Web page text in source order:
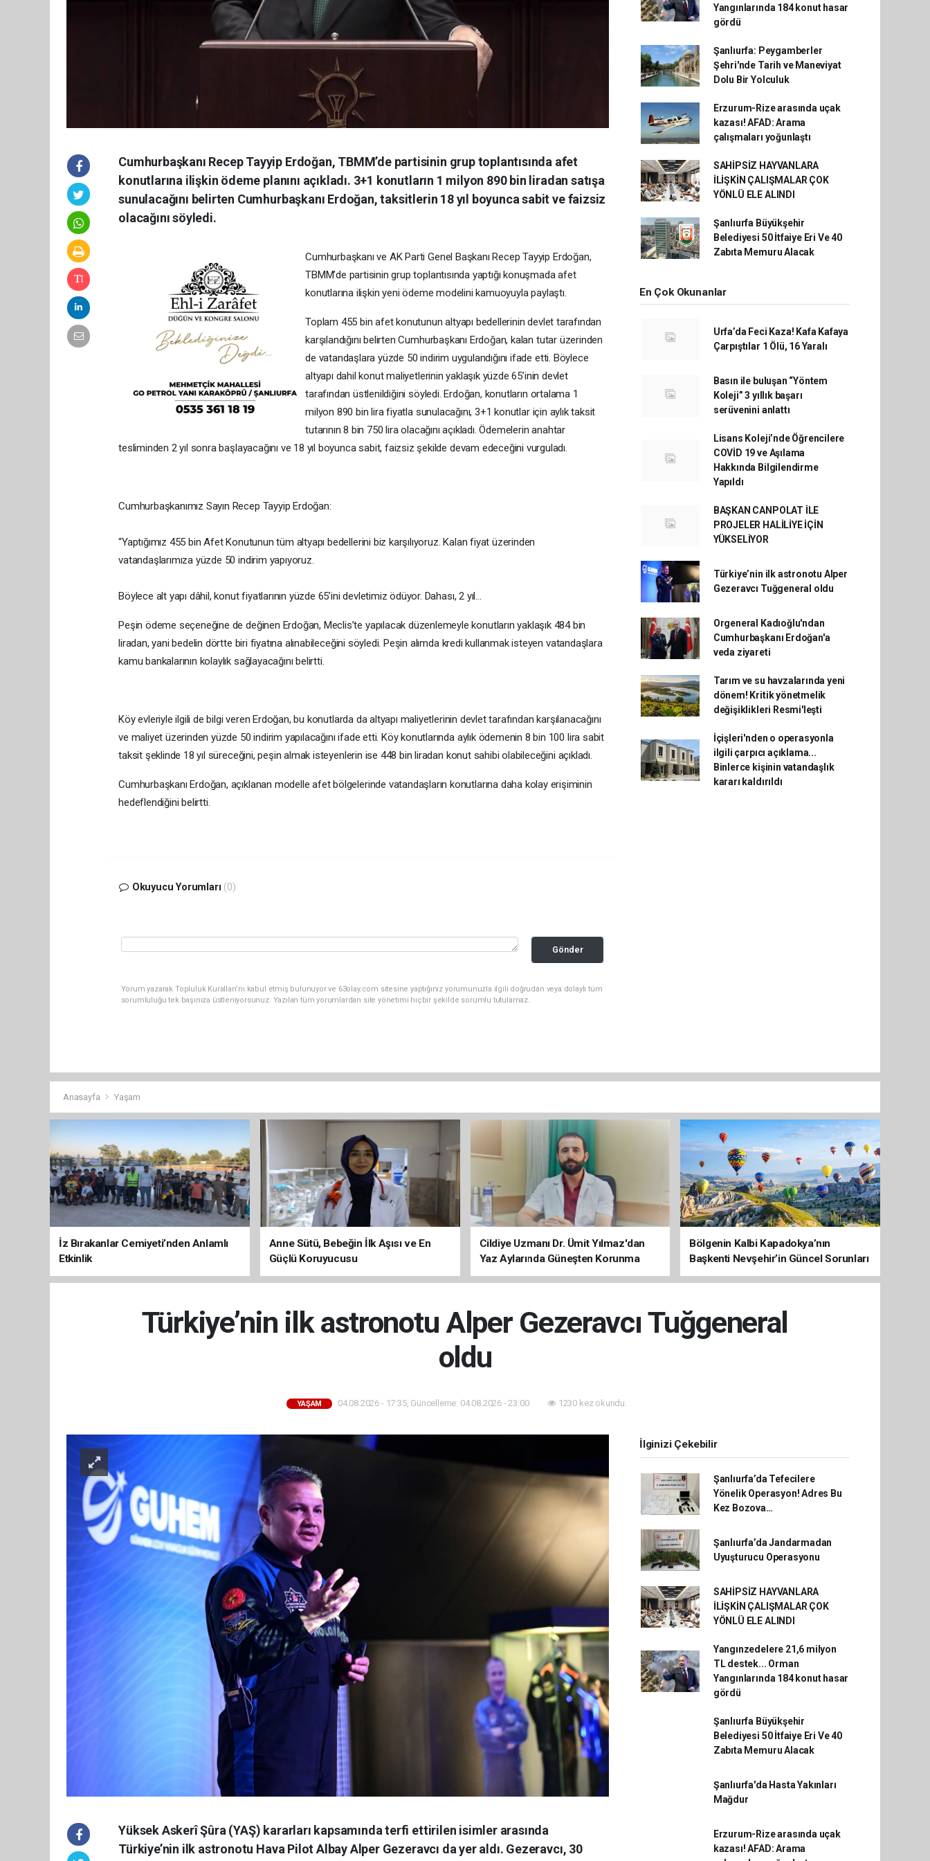
Cumhurbaşkanı Recep Tayyip Erdoğan, TBMM’de partisinin grup toplantısında afet
konutlarına ilişkin ödeme planını açıkladı. 3+1 konutların 1 milyon 890 bin liradan satışa
sunulacağını belirten Cumhurbaşkanı Erdoğan, taksitlerin 18 yıl boyunca sabit ve faizsiz
olacağını söyledi.
Cumhurbaşkanı ve AK Parti Genel Başkanı Recep Tayyip Erdoğan,
TBMM’de partisinin grup toplantısında yaptığı konuşmada afet
konutlarına ilişkin yeni ödeme modelini kamuoyuyla paylaştı.
Toplam 455 bin afet konutunun altyapı bedellerinin devlet tarafından
karşılandığını belirten Cumhurbaşkanı Erdoğan, kalan tutar üzerinden
de vatandaşlara yüzde 50 indirim uygulandığını ifade etti. Böylece
altyapı dahil konut maliyetlerinin yaklaşık yüzde 65’inin devlet
tarafından üstlenildiğini söyledi. Erdoğan, konutların ortalama 1
milyon 890 bin lira fiyatla sunulacağını, 3+1 konutlar için aylık taksit
tutarının 8 bin 750 lira olacağını açıkladı. Ödemelerin anahtar
tesliminden 2 yıl sonra başlayacağını ve 18 yıl boyunca sabit, faizsiz şekilde devam edeceğini vurguladı.
Cumhurbaşkanımız Sayın Recep Tayyip Erdoğan:
“Yaptığımız 455 bin Afet Konutunun tüm altyapı bedellerini biz karşılıyoruz. Kalan fiyat üzerinden
vatandaşlarımıza yüzde 50 indirim yapıyoruz.
Böylece alt yapı dâhil, konut fiyatlarının yüzde 65’ini devletimiz ödüyor. Dahası, 2 yıl…
Peşin ödeme seçeneğine de değinen Erdoğan, Meclis’te yapılacak düzenlemeyle konutların yaklaşık 484 bin
liradan, yani bedelin dörtte biri fiyatına alınabileceğini söyledi. Peşin alımda kredi kullanmak isteyen vatandaşlara
kamu bankalarının kolaylık sağlayacağını belirtti.
Köy evleriyle ilgili de bilgi veren Erdoğan, bu konutlarda da altyapı maliyetlerinin devlet tarafından karşılanacağını
ve maliyet üzerinden yüzde 50 indirim yapılacağını ifade etti. Köy konutlarında aylık ödemenin 8 bin 100 lira sabit
taksit şeklinde 18 yıl süreceğini, peşin almak isteyenlerin ise 448 bin liradan konut sahibi olabileceğini açıkladı.
Cumhurbaşkanı Erdoğan, açıklanan modelle afet bölgelerinde vatandaşların konutlarına daha kolay erişiminin
hedeflendiğini belirtti.
Okuyucu Yorumları (0)
Gönder
Yorum yazarak Topluluk Kuralları’nı kabul etmiş bulunuyor ve 63olay.com sitesine yaptığınız yorumunuzla ilgili doğrudan veya dolaylı tüm
sorumluluğu tek başınıza üstleniyorsunuz. Yazılan tüm yorumlardan site yönetimi hiçbir şekilde sorumlu tutulamaz.
Yangınlarında 184 konut hasar
gördü
Şanlıurfa: Peygamberler
Şehri'nde Tarih ve Maneviyat
Dolu Bir Yolculuk
Erzurum-Rize arasında uçak
kazası! AFAD: Arama
çalışmaları yoğunlaştı
SAHİPSİZ HAYVANLARA
İLİŞKİN ÇALIŞMALAR ÇOK
YÖNLÜ ELE ALINDI
Şanlıurfa Büyükşehir
Belediyesi 50 İtfaiye Eri Ve 40
Zabıta Memuru Alacak
En Çok Okunanlar
Urfa’da Feci Kaza! Kafa Kafaya
Çarpıştılar 1 Ölü, 16 Yaralı
Basın ile buluşan “Yöntem
Koleji” 3 yıllık başarı
serüvenini anlattı
Lisans Koleji’nde Öğrencilere
COVİD 19 ve Aşılama
Hakkında Bilgilendirme
Yapıldı
BAŞKAN CANPOLAT İLE
PROJELER HALİLİYE İÇİN
YÜKSELİYOR
Türkiye’nin ilk astronotu Alper
Gezeravcı Tuğgeneral oldu
Orgeneral Kadıoğlu'ndan
Cumhurbaşkanı Erdoğan'a
veda ziyareti
Tarım ve su havzalarında yeni
dönem! Kritik yönetmelik
değişiklikleri Resmi'leşti
İçişleri'nden o operasyonla
ilgili çarpıcı açıklama...
Binlerce kişinin vatandaşlık
kararı kaldırıldı
Anasayfa Yaşam
İz Bırakanlar Cemiyeti’nden Anlamlı
Etkinlik
Anne Sütü, Bebeğin İlk Aşısı ve En
Güçlü Koruyucusu
Cildiye Uzmanı Dr. Ümit Yılmaz'dan
Yaz Aylarında Güneşten Korunma
Uyarısı
Bölgenin Kalbi Kapadokya’nın
Başkenti Nevşehir’in Güncel Sorunları
ve Çözüm Haritası
Türkiye’nin ilk astronotu Alper Gezeravcı Tuğgeneral
oldu
YAŞAM 04.08.2026 - 17:35, Güncelleme: 04.08.2026 - 23:00 1230 kez okundu.
Yüksek Askerî Şûra (YAŞ) kararları kapsamında terfi ettirilen isimler arasında
Türkiye’nin ilk astronotu Hava Pilot Albay Alper Gezeravcı da yer aldı. Gezeravcı, 30
İlginizi Çekebilir
Şanlıurfa’da Tefecilere
Yönelik Operasyon! Adres Bu
Kez Bozova…
Şanlıurfa’da Jandarmadan
Uyuşturucu Operasyonu
SAHİPSİZ HAYVANLARA
İLİŞKİN ÇALIŞMALAR ÇOK
YÖNLÜ ELE ALINDI
Yangınzedelere 21,6 milyon
TL destek... Orman
Yangınlarında 184 konut hasar
gördü
Şanlıurfa Büyükşehir
Belediyesi 50 İtfaiye Eri Ve 40
Zabıta Memuru Alacak
Şanlıurfa'da Hasta Yakınları
Mağdur
Erzurum-Rize arasında uçak
kazası! AFAD: Arama